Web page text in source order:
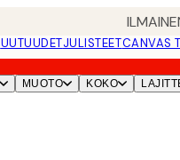
UUTUUDETJULISTEETCANVAS
MUOTO KOKO